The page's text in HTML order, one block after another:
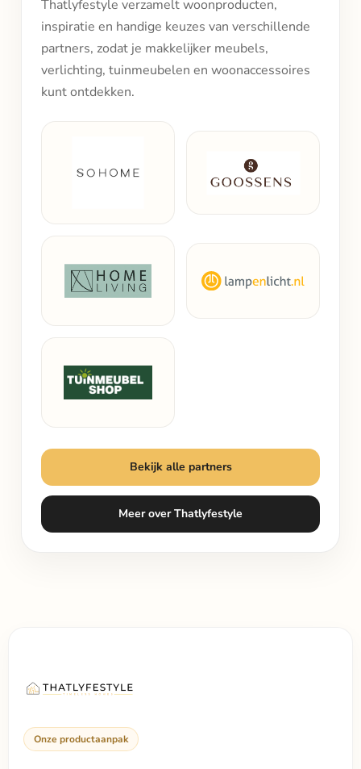
Thatlyfestyle verzamelt woonproducten,
inspiratie en handige keuzes van verschillende
partners, zodat je makkelijker meubels,
verlichting, tuinmeubelen en woonaccessoires
kunt ontdekken.
Bekijk alle partners
Meer over Thatlyfestyle
Onze productaanpak